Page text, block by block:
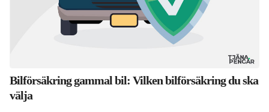
Bilförsäkring gammal bil: Vilken bilförsäkring du ska
välja